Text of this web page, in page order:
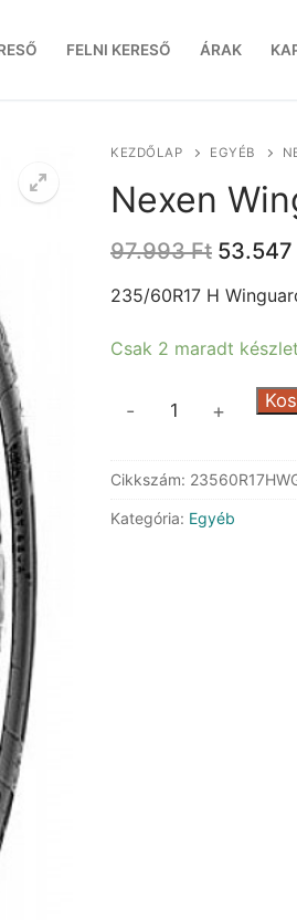
FELNI KERESŐ ÁRAK
KEZDŐLAP EGYÉB
Nexen
97.993Ft Original
was:
53.547
235/60R17 H
Csak 2 maradt
SUV
mennyiség
- +
Cikkszám:
Kategória: Egyéb